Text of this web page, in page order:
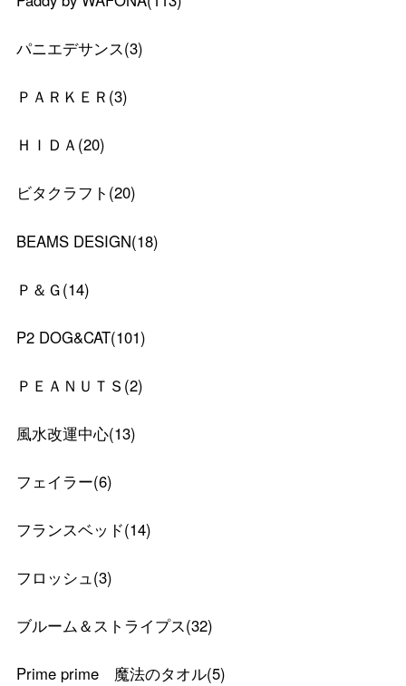
パニエデサンス(3)
ＰＡＲＫＥＲ (3)
ＨＩＤＡ (20)
ビタクラフト (20)
BEAMS DESIGN(18)
Ｐ＆Ｇ(14)
P2 DOG&CAT(101)
ＰＥＡＮＵＴＳ (2)
風水改運中心(13)
フェイラー(6)
フランスベッド(14)
フロッシュ(3)
ブルーム＆ストライプス(32)
Prime prime 魔法のタオル(5)